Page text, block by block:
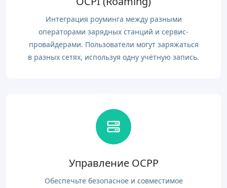
Интеграция роуминга между разными
операторами зарядных станций и сервис-
провайдерами. Пользователи могут заряжаться
в разных сетях, используя одну учётную запись.
Управление OCPP
Обеспечьте безопасное и совместимое